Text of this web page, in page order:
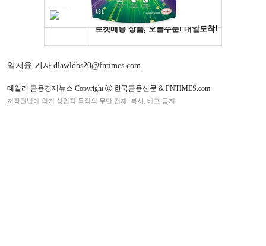
임지윤 기자 dlawldbs20@fntimes.com
데일리 금융경제뉴스 Copyright ⓒ 한국금융신문 & FNTIMES.com
저작권법에 의거 상업적 목적의 무단 전재, 복사, 배포 금지